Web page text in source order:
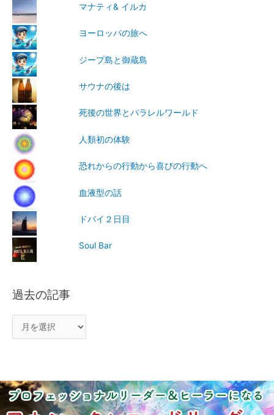
マナティ& イルカ
ヨーロッパの旅へ
ジープ島と御蔵島
サウナの後は
死後の世界とパラレルワールド
人類初の体験
恐れからの行動から喜びの行動へ
血液型の話
ドバイ２日目
Soul Bar
過去の記事